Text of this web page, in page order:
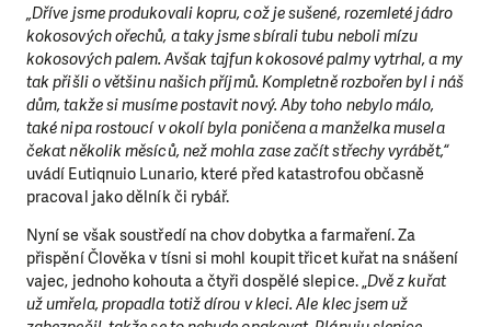
„Dříve jsme produkovali kopru, což je sušené, rozemleté jádro
kokosových ořechů, a taky jsme sbírali tubu neboli mízu
kokosových palem. Avšak tajfun kokosové palmy vytrhal, a my
tak přišli o většinu našich příjmů. Kompletně rozbořen byl i náš
dům, takže si musíme postavit nový. Aby toho nebylo málo,
také nipa rostoucí v okolí byla poničena a manželka musela
čekat několik měsíců, než mohla zase začít střechy vyrábět,“
uvádí Eutiqnuio Lunario, které před katastrofou občasně
pracoval jako dělník či rybář.
Nyní se však soustředí na chov dobytka a farmaření. Za
přispění Člověka v tísni si mohl koupit třicet kuřat na snášení
vajec, jednoho kohouta a čtyři dospělé slepice. „Dvě z kuřat
už umřela, propadla totiž dírou v kleci. Ale klec jsem už